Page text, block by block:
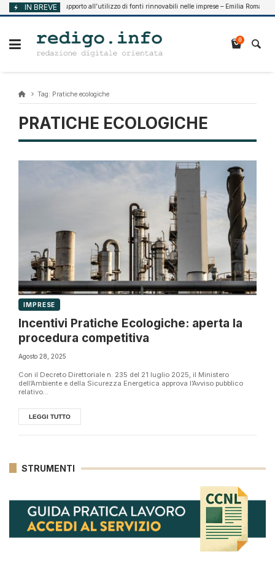
Vai
al
IN BREVE
Agosto 7, 2026 Supporto all’utilizzo di fonti rinnovabili nelle imprese – Emilia Romagna
0
Tag: Pratiche ecologiche
PRATICHE ECOLOGICHE
IMPRESE
Incentivi Pratiche Ecologiche: aperta la
procedura competitiva
Agosto 28, 2025
Con il Decreto Direttoriale n. 235 del 21 luglio 2025, il Ministero
dell’Ambiente e della Sicurezza Energetica approva l’Avviso pubblico
relativo...
LEGGI TUTTO
STRUMENTI